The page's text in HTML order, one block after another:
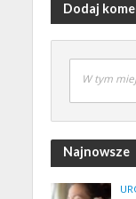
Dodaj
W tym
Najnowsze